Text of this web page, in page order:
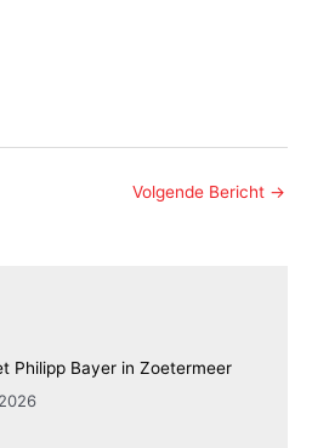
Volgende Bericht →
Philipp Bayer in Zoetermeer